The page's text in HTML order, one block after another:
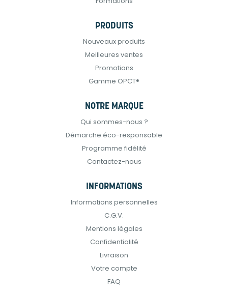
PRODUITS
Nouveaux produits
Meilleures ventes
Promotions
Gamme OPCT®
NOTRE MARQUE
Qui sommes-nous ?
Démarche éco-responsable
Programme fidélité
Contactez-nous
INFORMATIONS
Informations personnelles
C.G.V.
Mentions légales
Confidentialité
Livraison
Votre compte
FAQ